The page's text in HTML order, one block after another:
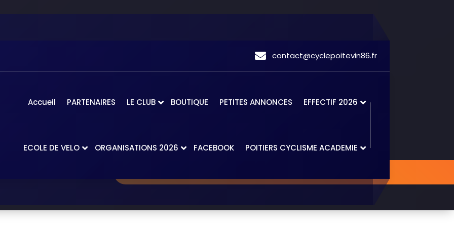
contact@cyclepoitevin86.fr
Accueil PARTENAIRES LE CLUB BOUTIQUE PETITES ANNONCES EFFECTIF 2026
ECOLE DE VELO ORGANISATIONS 2026 FACEBOOK POITIERS CYCLISME ACADEMIE